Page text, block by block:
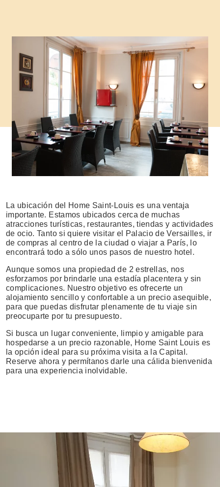
La ubicación del Home Saint-Louis es una ventaja
importante. Estamos ubicados cerca de muchas
atracciones turísticas, restaurantes, tiendas y actividades
de ocio. Tanto si quiere visitar el Palacio de Versailles, ir
de compras al centro de la ciudad o viajar a París, lo
encontrará todo a sólo unos pasos de nuestro hotel.
Aunque somos una propiedad de 2 estrellas, nos
esforzamos por brindarle una estadía placentera y sin
complicaciones. Nuestro objetivo es ofrecerte un
alojamiento sencillo y confortable a un precio asequible,
para que puedas disfrutar plenamente de tu viaje sin
preocuparte por tu presupuesto.
Si busca un lugar conveniente, limpio y amigable para
hospedarse a un precio razonable, Home Saint Louis es
la opción ideal para su próxima visita a la Capital.
Reserve ahora y permítanos darle una cálida bienvenida
para una experiencia inolvidable.